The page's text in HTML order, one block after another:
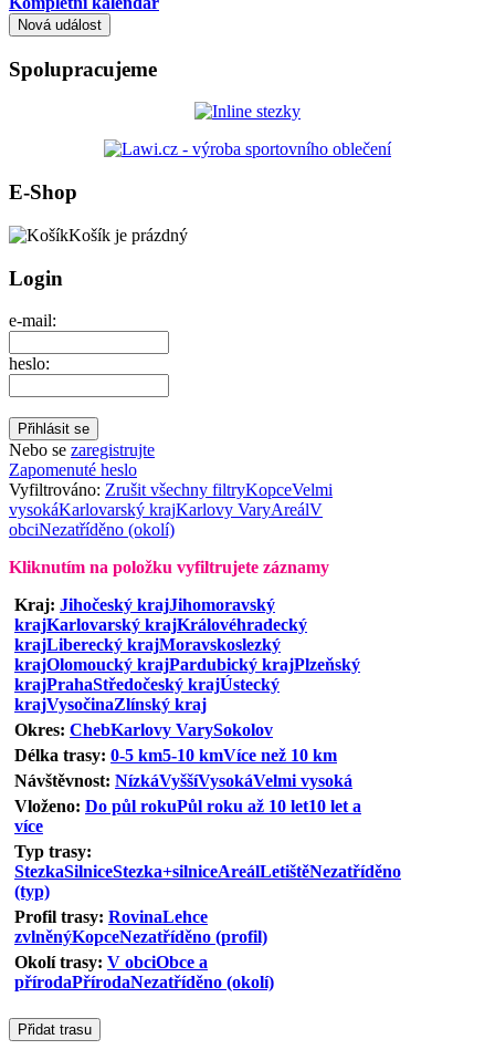
Spolupracujeme
E-Shop
Košík je prázdný
Login
e-mail:
heslo:
Nebo se zaregistrujte
Zapomenuté heslo
Vyfiltrováno: Zrušit všechny filtryKopceVelmi
vysokáKarlovarský krajKarlovy VaryAreálV
obciNezatříděno (okolí)
Kliknutím na položku vyfiltrujete záznamy
Kraj: Jihočeský krajJihomoravský
krajKarlovarský krajKrálovéhradecký
krajLiberecký krajMoravskoslezký
krajOlomoucký krajPardubický krajPlzeňský
krajPrahaStředočeský krajÚstecký
krajVysočinaZlínský kraj
Okres: ChebKarlovy VarySokolov
Délka trasy: 0-5 km5-10 kmVíce než 10 km
Návštěvnost: NízkáVyššíVysokáVelmi vysoká
Vloženo: Do půl rokuPůl roku až 10 let10 let a
více
Typ trasy:
StezkaSilniceStezka+silniceAreálLetištěNezatříděno
(typ)
Profil trasy: RovinaLehce
zvlněnýKopceNezatříděno (profil)
Okolí trasy: V obciObce a
přírodaPřírodaNezatříděno (okolí)